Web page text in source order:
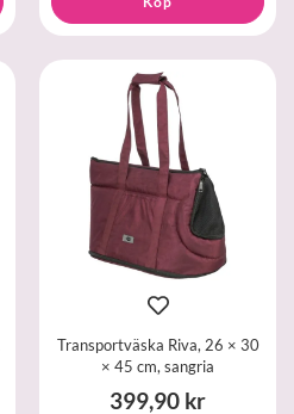
Transportväska Riva, 26 × 30
× 45 cm, sangria
399,90 kr